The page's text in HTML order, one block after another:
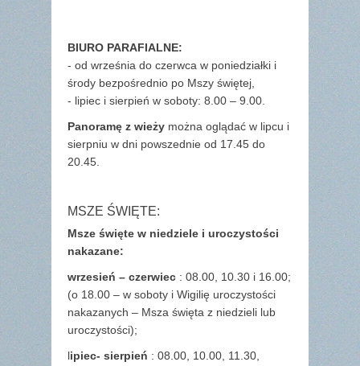
BIURO PARAFIALNE:
- od września do czerwca w poniedziałki i
środy bezpośrednio po Mszy świętej,
- lipiec i sierpień w soboty: 8.00 – 9.00.
Panoramę z wieży można oglądać w lipcu i
sierpniu w dni powszednie od 17.45 do
20.45.
MSZE ŚWIĘTE:
Msze święte w niedziele i uroczystości
nakazane:
wrzesień – czerwiec : 08.00, 10.30 i 16.00;
(o 18.00 – w soboty i Wigilię uroczystości
nakazanych – Msza święta z niedzieli lub
uroczystości);
lipiec- sierpień : 08.00, 10.00, 11.30,